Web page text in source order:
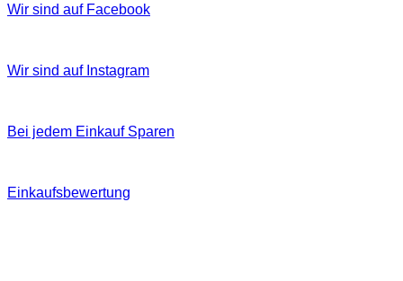
Wir sind auf Facebook
Wir sind auf Instagram
Bei jedem Einkauf Sparen
Einkaufsbewertung